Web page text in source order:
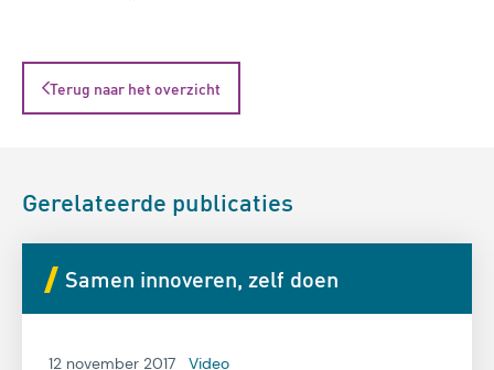
Terug naar het overzicht
Gerelateerde publicaties
Samen innoveren, zelf doen
12 november 2017 Video